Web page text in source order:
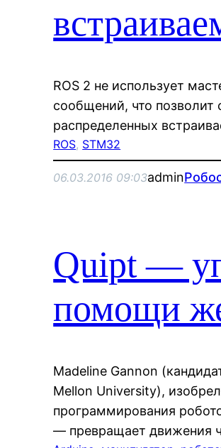
ROS 2 не использует
сообщений, что позволит
распределенных
ROS, STM32
06.03.2016 09:03admin
Quipt —
помощи
Madeline Gannon
Mellon University),
программирования
— превращает движения